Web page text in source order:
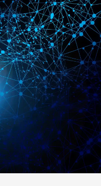
Articulo: